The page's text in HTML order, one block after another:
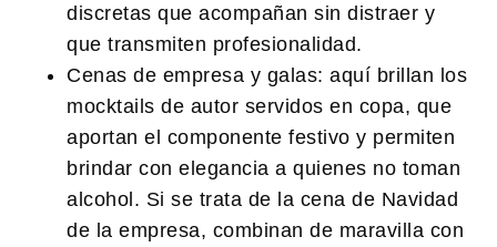
discretas que acompañan sin distraer y
que transmiten profesionalidad.
Cenas de empresa y galas: aquí brillan los
mocktails de autor servidos en copa, que
aportan el componente festivo y permiten
brindar con elegancia a quienes no toman
alcohol. Si se trata de la cena de Navidad
de la empresa, combinan de maravilla con